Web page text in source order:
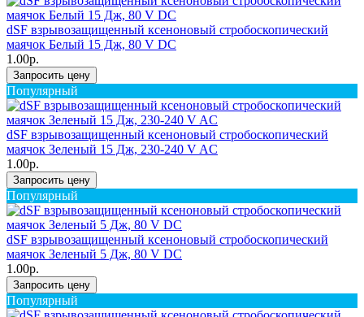
dSF взрывозащищенный ксеноновый стробоскопический
маячок Белый 15 Дж, 80 V DC
1.00р.
Запросить цену
Популярный
dSF взрывозащищенный ксеноновый стробоскопический
маячок Зеленый 15 Дж, 230-240 V AC
1.00р.
Запросить цену
Популярный
dSF взрывозащищенный ксеноновый стробоскопический
маячок Зеленый 5 Дж, 80 V DC
1.00р.
Запросить цену
Популярный